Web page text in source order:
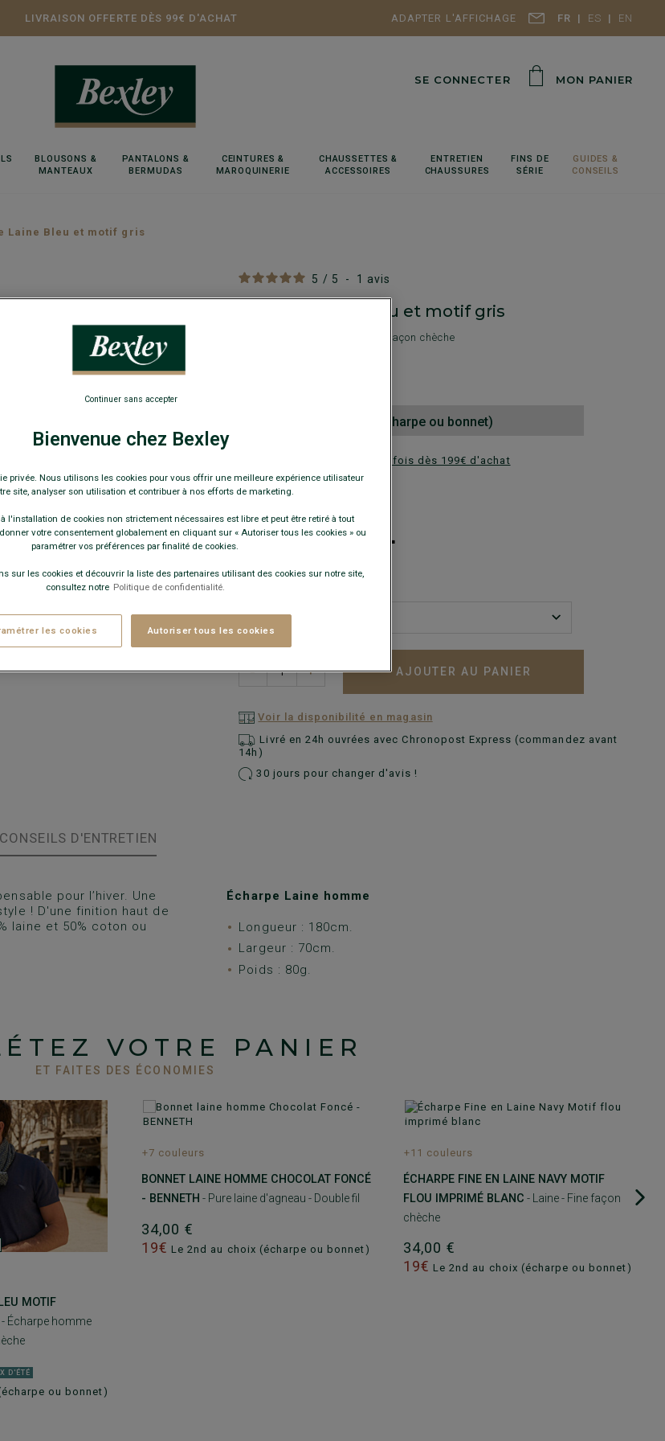
FR ES EN
LIVRAISON OFFERTE DÈS 99€ D'ACHAT ADAPTER L'AFFICHAGE
SE CONNECTER MON PANIER
BLOUSONS &
MANTEAUX
PANTALONS &
BERMUDAS
CEINTURES &
MAROQUINERIE
CHAUSSETTES &
ACCESSOIRES
ENTRETIEN
CHAUSSURES
FINS DE
SÉRIE
GUIDES &
CONSEILS
Laine Bleu et motif gris
5 / 5 - 1 avis
Écharpe Laine Bleu et motif gris
Écharpe homme laine - Fine façon chèche
Le 2nd au choix (écharpe ou bonnet)
Payez en plusieurs fois dès 199€ d'achat
COULEURS DISPONIBLES
+
− + AJOUTER AU PANIER
Voir la disponibilité en magasin
Livré en 24h ouvrées avec Chronopost Express (commandez avant
14h)
30 jours pour changer d'avis !
CONSEILS D'ENTRETIEN
pour l’hiver. Une
! D'une finition haut de
laine et 50% coton ou
Écharpe Laine homme
Longueur : 180cm.
Largeur : 70cm.
Poids : 80g.
VOTRE PANIER
ET FAITES DES ÉCONOMIES
MOTIF
- Écharpe homme
D'ÉTÉ
ou bonnet)
+7 couleurs
BONNET LAINE HOMME CHOCOLAT FONCÉ
- BENNETH - Pure laine d'agneau - Double fil
34,00 €
19€ Le 2nd au choix (écharpe ou bonnet)
+11 couleurs
ÉCHARPE FINE EN LAINE NAVY MOTIF
FLOU IMPRIMÉ BLANC - Laine - Fine façon
chèche
34,00 €
19€ Le 2nd au choix (écharpe ou bonnet)
Bienvenue chez Bexley
privée. Nous utilisons les cookies pour vous offrir une meilleure expérience utilisateur
site, analyser son utilisation et contribuer à nos efforts de marketing.
l'installation de cookies non strictement nécessaires est libre et peut être retiré à tout
votre consentement globalement en cliquant sur « Autoriser tous les cookies » ou
paramétrer vos préférences par finalité de cookies.
sur les cookies et découvrir la liste des partenaires utilisant des cookies sur notre site,
consultez notre Politique de confidentialité.
les cookies Autoriser tous les cookies
Continuer sans accepter